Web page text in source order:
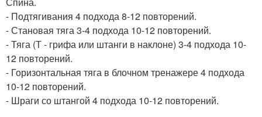
- Подтягивания 4 подхода 8-12 повторений.
- Становая тяга 3-4 подхода 10-12 повторений.
- Тяга (Т - грифа или штанги в наклоне) 3-4 подхода 10-
12 повторений.
- Горизонтальная тяга в блочном тренажере 4 подхода
10-12 повторений.
- Шраги со штангой 4 подхода 10-12 повторений.